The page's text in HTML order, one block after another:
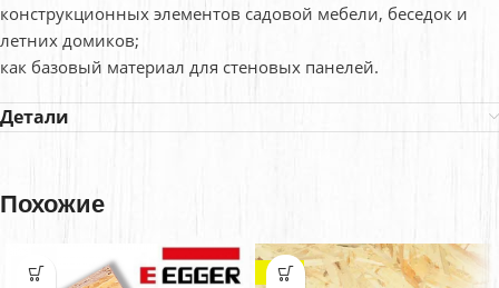
конструкционных элементов садовой мебели, беседок и
летних домиков;
как базовый материал для стеновых панелей.
Детали
Похожие
-11%